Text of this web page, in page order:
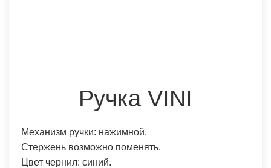
Ручка VINI
Механизм ручки: нажимной.
Стержень возможно поменять.
Цвет чернил: синий.